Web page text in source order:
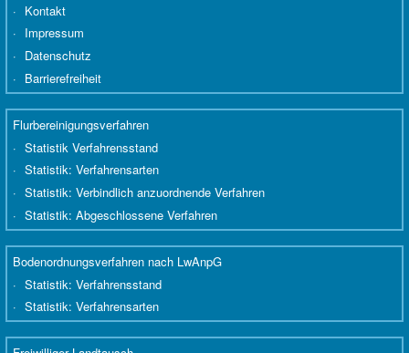
Kontakt
Impressum
Datenschutz
Barrierefreiheit
Flurbereinigungsverfahren
Statistik Verfahrensstand
Statistik: Verfahrensarten
Statistik: Verbindlich anzuordnende Verfahren
Statistik: Abgeschlossene Verfahren
Bodenordnungsverfahren nach LwAnpG
Statistik: Verfahrensstand
Statistik: Verfahrensarten